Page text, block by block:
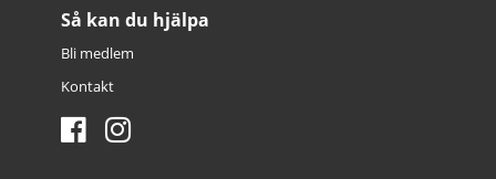
Så kan du hjälpa
Bli medlem
Kontakt